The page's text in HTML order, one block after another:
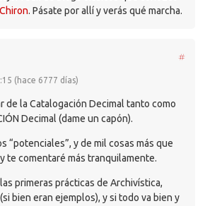
. Pásate por allí y verás qué marcha.
#
(hace 6777 días)
de la Catalogación Decimal tanto como
Decimal (dame un capón).
“potenciales”, y de mil cosas más que
te comentaré más tranquilamente.
primeras prácticas de Archivística,
bien eran ejemplos), y si todo va bien y